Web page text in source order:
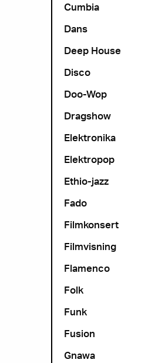
Cumbia
Dans
Deep House
Disco
Doo-Wop
Dragshow
Elektronika
Elektropop
Ethio-jazz
Fado
Filmkonsert
Filmvisning
Flamenco
Folk
Funk
Fusion
Gnawa